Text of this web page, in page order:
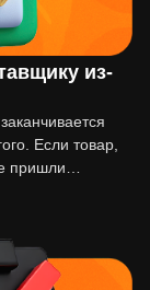
из-
Если товар,
пришли